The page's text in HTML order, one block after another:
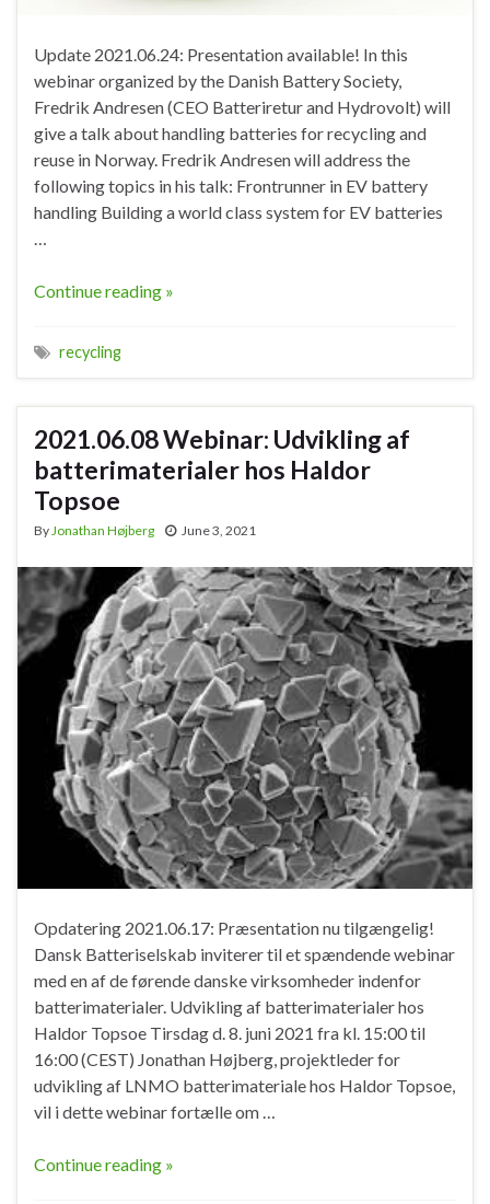
Update 2021.06.24: Presentation available! In this
webinar organized by the Danish Battery Society,
Fredrik Andresen (CEO Batteriretur and Hydrovolt) will
give a talk about handling batteries for recycling and
reuse in Norway. Fredrik Andresen will address the
following topics in his talk: Frontrunner in EV battery
handling Building a world class system for EV batteries
Continue reading »
recycling
2021.06.08 Webinar: Udvikling af
batterimaterialer hos Haldor
Topsoe
By Jonathan Højberg June 3, 2021
Opdatering 2021.06.17: Præsentation nu tilgængelig!
Dansk Batteriselskab inviterer til et spændende webinar
med en af de førende danske virksomheder indenfor
batterimaterialer. Udvikling af batterimaterialer hos
Haldor Topsoe Tirsdag d. 8. juni 2021 fra kl. 15:00 til
16:00 (CEST) Jonathan Højberg, projektleder for
udvikling af LNMO batterimateriale hos Haldor Topsoe,
vil i dette webinar fortælle om …
Continue reading »